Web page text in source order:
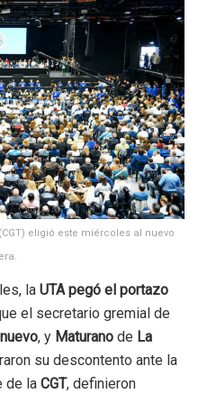
eligió este miércoles al nuevo
la UTA pegó el portazo
el secretario gremial de
, y Maturano de La
su descontento ante la
de la CGT, definieron